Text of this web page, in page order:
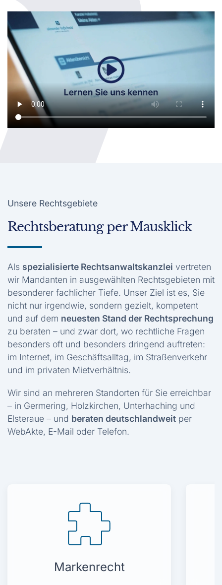
Unsere Rechtsgebiete
Rechtsberatung per Mausklick
Als spezialisierte Rechtsanwaltskanzlei vertreten
wir Mandanten in ausgewählten Rechtsgebieten mit
besonderer fachlicher Tiefe. Unser Ziel ist es, Sie
nicht nur irgendwie, sondern gezielt, kompetent
und auf dem neuesten Stand der Rechtsprechung
zu beraten – und zwar dort, wo rechtliche Fragen
besonders oft und besonders dringend auftreten:
im Internet, im Geschäftsalltag, im Straßenverkehr
und im privaten Mietverhältnis.
Wir sind an mehreren Standorten für Sie erreichbar
– in Germering, Holzkirchen, Unterhaching und
Elsteraue – und beraten deutschlandweit per
WebAkte, E-Mail oder Telefon.
Markenrecht